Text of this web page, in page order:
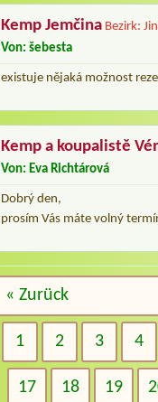
Kemp Jemčina Bezirk:
Von: šebesta
existuje nějaká možnost
Kemp a koupalistě
Von: Eva Richtárová
Dobrý den,
prosím Vás máte volný
« Zurück
1 2 3 4
17 18 19